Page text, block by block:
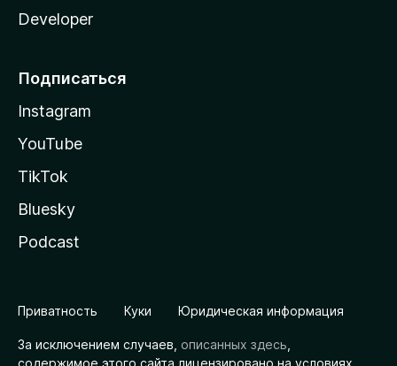
Developer
Подписаться
Instagram
YouTube
TikTok
Bluesky
Podcast
Приватность Куки Юридическая информация
За исключением случаев, описанных здесь
содержимое этого сайта лицензировано на условиях